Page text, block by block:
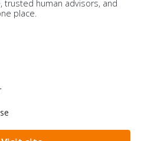
trusted human advisors, and
place.